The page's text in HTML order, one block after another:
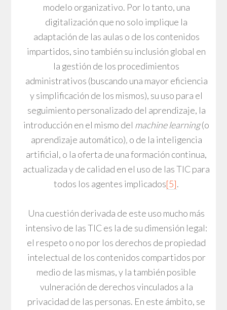
modelo organizativo. Por lo tanto, una
digitalización que no solo implique la
adaptación de las aulas o de los contenidos
impartidos, sino también su inclusión global en
la gestión de los procedimientos
administrativos (buscando una mayor eficiencia
y simplificación de los mismos), su uso para el
seguimiento personalizado del aprendizaje, la
introducción en el mismo del machine learning(o
aprendizaje automático), o de la inteligencia
artificial, o la oferta de una formación continua,
actualizada y de calidad en el uso de las TIC para
todos los agentes implicados[5].
Una cuestión derivada de este uso mucho más
intensivo de las TIC es la de su dimensión legal:
el respeto o no por los derechos de propiedad
intelectual de los contenidos compartidos por
medio de las mismas, y la también posible
vulneración de derechos vinculados a la
privacidad de las personas. En este ámbito, se